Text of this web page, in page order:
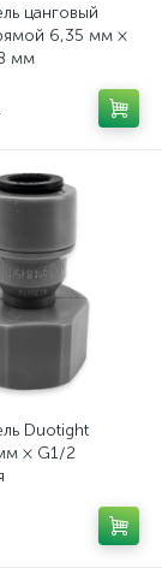
цанговый
6,35 мм ×
мм
Duotight
× G1/2